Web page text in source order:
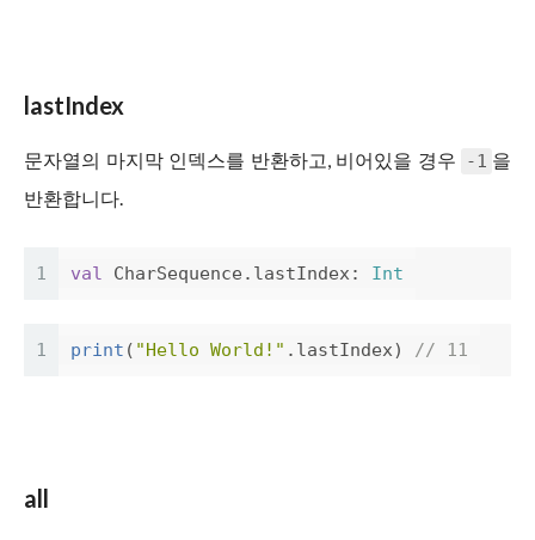
lastIndex
문자열의 마지막 인덱스를 반환하고, 비어있을 경우 -1 을
반환합니다.
1 val CharSequence . lastIndex: Int
1 print ( "Hello World!" . lastIndex) // 11
all